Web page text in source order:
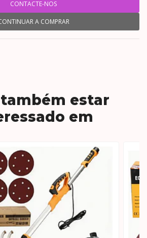
CONTACTE-NOS
A COMPRAR
estar
em